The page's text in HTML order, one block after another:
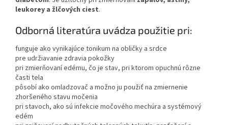
leukorey a žlčových ciest.
Odborná literatúra uvádza použitie pri:
funguje ako vynikajúce tonikum na obličky a srdce
pre udržiavanie zdravia pokožky
pri zmierňovaní edému, čo je stav, pri ktorom opuchnú rôzne
časti tela
pôsobí ako omladzovač a možno ju použiť na zmiernenie
zhoršeného stavu močenia
pri stavoch, ako sú infekcie močového mechúra a systémový
edém